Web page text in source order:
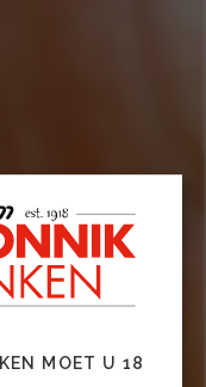
MOET U 18